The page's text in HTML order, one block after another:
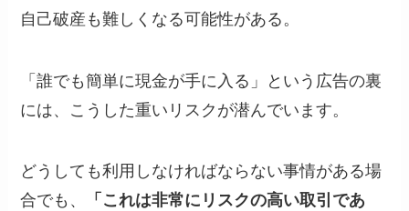
自己破産も難しくなる可能性がある。
「誰でも簡単に現金が手に入る」という広告の裏
には、こうした重いリスクが潜んでいます。
どうしても利用しなければならない事情がある場
合でも、
「これは非常にリスクの高い取引であ